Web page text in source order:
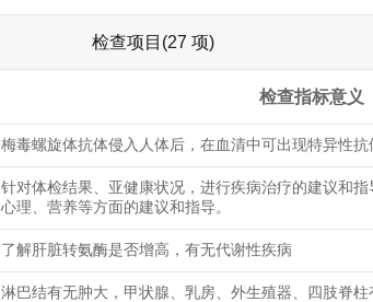
检查项目(27 项)
检查指标意义
梅毒螺旋体抗体侵入人体后，在血清中可出现特异性
针对体检结果、亚健康状况，进行疾病治疗的建议和指
心理、营养等方面的建议和指导。
了解肝脏转氨酶是否增高，有无代谢性疾病
淋巴结有无肿大，甲状腺、乳房、外生殖器、四肢脊柱